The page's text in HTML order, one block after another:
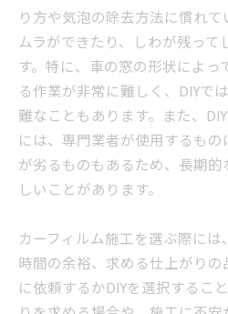
り方や気泡の除去方法に慣れ
ムラができたり、しわが残って
す。特に、車の窓の形状によ
る作業が非常に難しく、DIYで
難なこともあります。また、
には、専門業者が使用するも
が劣るものもあるため、長期
しいことがあります。
カーフィルム施工を選ぶ際に
時間の余裕、求める仕上がり
に依頼するかDIYを選択するこ